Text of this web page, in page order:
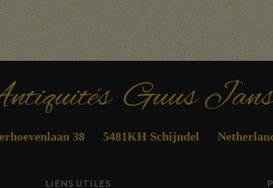
Guus
38 5481KH Schijndel
LIENS UTILES